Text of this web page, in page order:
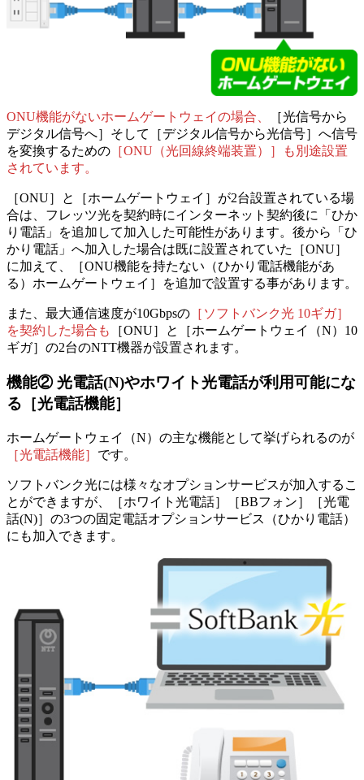
ONU機能がないホームゲートウェイの場合、
［光信号から
デジタル信号へ］そして［デジタル信号から光信号］へ信号
を変換するための ［ONU（光回線終端装置）］も 別途設置
されています。
［ONU］と［ホームゲートウェイ］が2台設置されている場
合は、フレッツ光を契約時にインターネット契約後に「ひか
り電話」を追加して加入した可能性があります。 後から「ひ
かり電話」へ加入した場合は既に設置されていた［ONU］
に加えて、［ONU機能を持たない（ひかり電話機能があ
る）ホームゲートウェイ］を追加で設置する事があります。
また、最大通信速度が10Gbpsの ［ソフトバンク光 10ギガ］
を契約した場合も
［ONU］と［ホームゲートウェイ（N）10
ギガ］の2台のNTT機器が設置されます。
機能②光電話(N)やホワイト光電話が利用可能にな
る［光電話機能］
ホームゲートウェイ（N）の主な機能として挙げられるのが
［光電話機能］ です。
ソフトバンク光には様々なオプションサービスが加入するこ
とができますが、
［ホワイト光電話］［BBフォン］［光電
話(N)］の3つの固定電話オプションサービス（ひかり電話）
にも加入できます。